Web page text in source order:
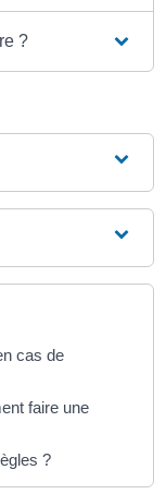
?
cas de
faire une
?